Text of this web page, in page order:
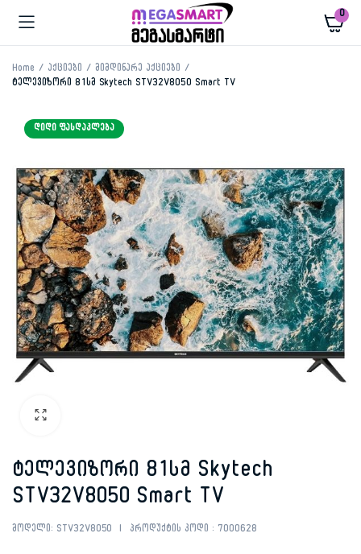
0
Home აქციები
მიმდინარე აქციები
ტელევიზორი 81სმ Skytech STV32V8050 Smart TV
ᲓᲘᲓᲘ ᲤᲐᲡᲓᲐᲙᲚᲔᲑᲐ
ტელევიზორი 81სმ Skytech
STV32V8050 Smart TV
მოდელი: STV32V8050 პროდუქტის კოდი : 7000628